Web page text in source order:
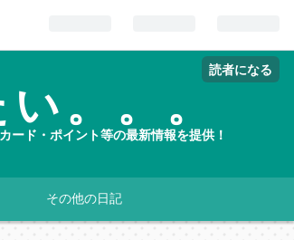
読者になる
。。。
ード・ポイント等の最新情報を提供！
その他の日記